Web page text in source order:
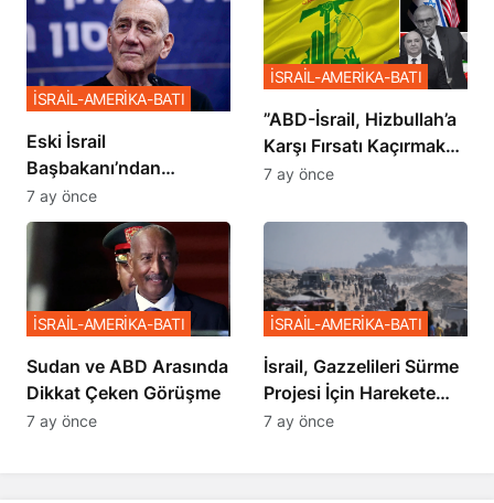
Eski İsrail
Başbakanı’ndan
Netanyahu’ya Ağır
Sözler
İSRAİL-AMERİKA-BATI
7 ay önce
​​​​​​​”ABD-İsrail, Hizbullah’a
Karşı Fırsatı Kaçırmak
İstemiyor”
İSRAİL-AMERİKA-BATI
7 ay önce
Sudan ve ABD Arasında
Dikkat Çeken Görüşme
İSRAİL-AMERİKA-BATI
7 ay önce
İsrail, Gazzelileri Sürme
Projesi İçin Harekete
Geçti
İSRAİL-AMERİKA-BATI
7 ay önce